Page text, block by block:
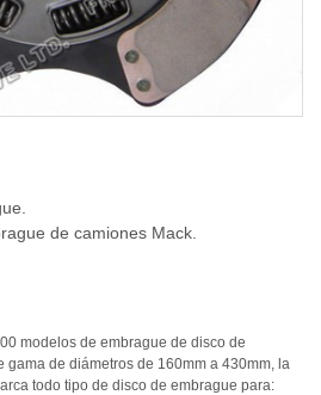
de camiones Mack.
modelos de embrague de disco de
gama de diámetros de 160mm a 430mm , la
todo tipo de disco de embrague para: